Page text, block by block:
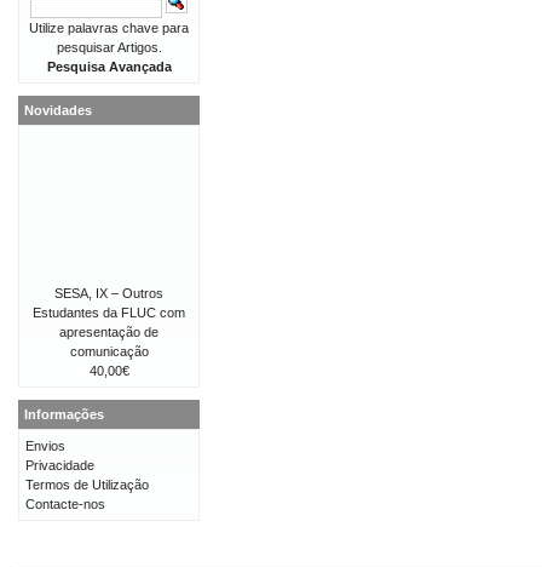
Utilize palavras chave para
pesquisar Artigos.
Pesquisa Avançada
Novidades
SESA, IX – Outros
Estudantes da FLUC com
apresentação de
comunicação
40,00€
Informações
Envios
Privacidade
Termos de Utilização
Contacte-nos